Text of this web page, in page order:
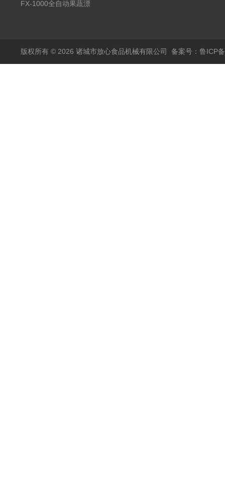
蒸煮漂烫机
FX-1000全自动果蔬漂
版权所有 © 2026 诸城市放心食品机械有限公司 备案号：鲁ICP